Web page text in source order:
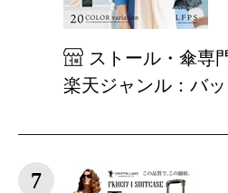
ストール・傘専
楽天ジャンル：バ
7